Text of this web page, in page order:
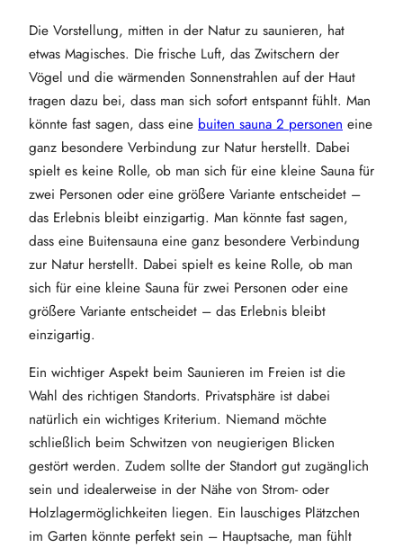
Die Vorstellung, mitten in der Natur zu saunieren, hat
etwas Magisches. Die frische Luft, das Zwitschern der
Vögel und die wärmenden Sonnenstrahlen auf der Haut
tragen dazu bei, dass man sich sofort entspannt fühlt. Man
könnte fast sagen, dass eine buiten sauna 2 personen eine
ganz besondere Verbindung zur Natur herstellt. Dabei
spielt es keine Rolle, ob man sich für eine kleine Sauna für
zwei Personen oder eine größere Variante entscheidet –
das Erlebnis bleibt einzigartig. Man könnte fast sagen,
dass eine Buitensauna eine ganz besondere Verbindung
zur Natur herstellt. Dabei spielt es keine Rolle, ob man
sich für eine kleine Sauna für zwei Personen oder eine
größere Variante entscheidet – das Erlebnis bleibt
einzigartig.
Ein wichtiger Aspekt beim Saunieren im Freien ist die
Wahl des richtigen Standorts. Privatsphäre ist dabei
natürlich ein wichtiges Kriterium. Niemand möchte
schließlich beim Schwitzen von neugierigen Blicken
gestört werden. Zudem sollte der Standort gut zugänglich
sein und idealerweise in der Nähe von Strom- oder
Holzlagermöglichkeiten liegen. Ein lauschiges Plätzchen
im Garten könnte perfekt sein – Hauptsache, man fühlt